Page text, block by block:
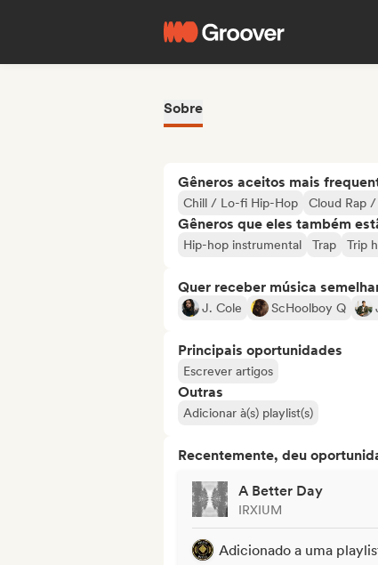
Sobre
Gêneros aceitos mais
Chill / Lo-fi Hip-Hop Cloud Rap
Gêneros que eles também
Hip-hop instrumental Trap Trip
Quer receber música
J. Cole ScHoolboy Q
Principais oportunidades
Escrever artigos
Outras
Adicionar à(s) playlist(s)
Recentemente, deu
A Better Day
IRXIUM
Adicionado a uma